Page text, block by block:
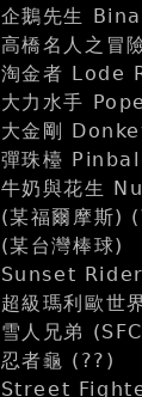
企鵝先生
高橋名人之
淘金者 Lode
大力水手
大金剛
彈珠檯
牛奶與花生
(某福爾摩斯)
(某台灣棒球)
Sunset
超級瑪利歐
雪人兄弟
忍者龜 (??)
Street